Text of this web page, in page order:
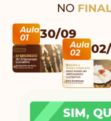
NO
Aula
01
30/09
Aula
02
SIM,